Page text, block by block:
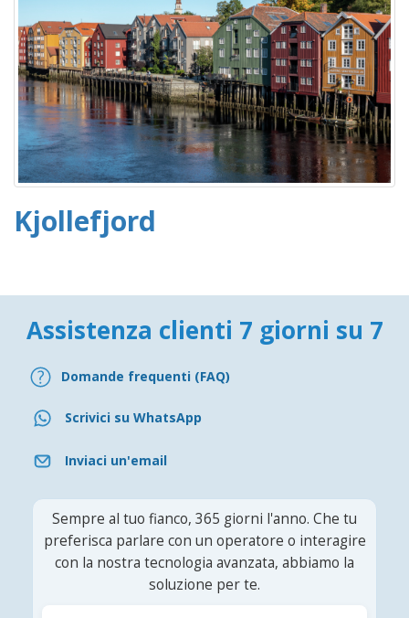
Kjollefjord
Assistenza clienti 7 giorni su 7
Domande frequenti (FAQ)
Scrivici su WhatsApp
Inviaci un'email
Sempre al tuo fianco, 365 giorni l'anno. Che tu
preferisca parlare con un operatore o interagire
con la nostra tecnologia avanzata, abbiamo la
soluzione per te.